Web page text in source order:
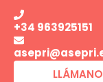
+34 963925151